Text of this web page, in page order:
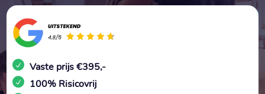
Vaste prijs €395,-
100% Risicovrij